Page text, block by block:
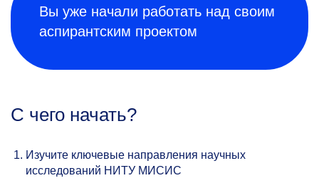
Вы уже начали работать над своим
аспирантским проектом
С чего начать?
Изучите ключевые направления научных
исследований НИТУ МИСИС